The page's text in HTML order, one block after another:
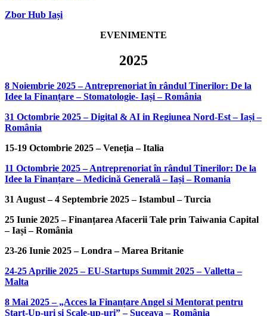
Zbor Hub Iași
EVENIMENTE
2025
8 Noiembrie 2025 – Antreprenoriat în rândul Tinerilor: De la
Idee la Finanțare – Stomatologie- Iași – România
31 Octombrie 2025 – Digital & AI in Regiunea Nord-Est – Iași –
România
15-19 Octombrie 2025 – Veneția – Italia
11 Octombrie 2025 – Antreprenoriat în rândul Tinerilor: De la
Idee la Finanțare – Medicină Generală – Iași – Romania
31 August – 4 Septembrie 2025 – Istambul – Turcia
25 Iunie 2025 – Finanțarea Afacerii Tale prin Taiwania Capital
– Iași – România
23-26 Iunie 2025 – Londra – Marea Britanie
24-25 Aprilie 2025 – EU-Startups Summit 2025 – Valletta –
Malta
8 Mai 2025 – „Acces la Finanțare Angel si Mentorat pentru
Start-Up-uri si Scale-up-uri” – Suceava – România